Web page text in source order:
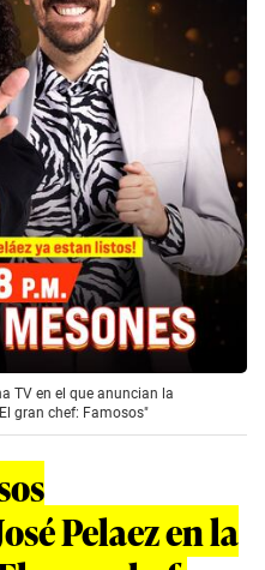
TV en el que anuncian la
gran chef: Famosos"
Pelaez en la